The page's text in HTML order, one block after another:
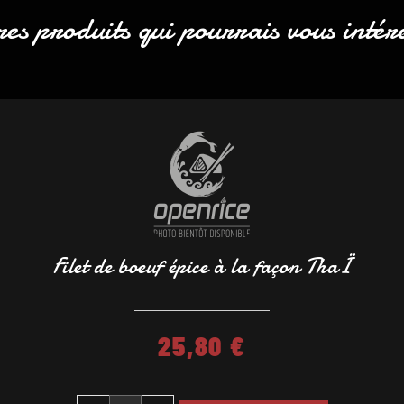
produits qui pourrais vous
Filet de boeuf épice à la façon ThaÏ
25,80€